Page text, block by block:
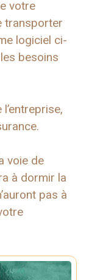
votre
transporter
logiciel ci-
besoins
voie de
à dormir la
pas à